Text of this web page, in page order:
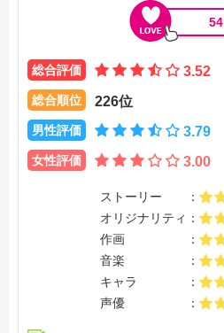
54
総合評価 3.52
総合順位 226位
男性評価 3.79
女性評価 3.00
ストーリー
オリジナリティ
作画
音楽
キャラ
声優